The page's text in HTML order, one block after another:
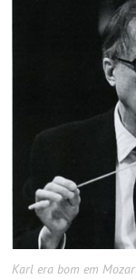
Karl era bom em